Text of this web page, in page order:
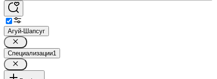
Агуй-Шапсуг
Специализации1